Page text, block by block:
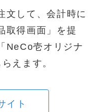
文して、会計時に
取得画面」を提
NeCo壱オリジナ
えます。
イト